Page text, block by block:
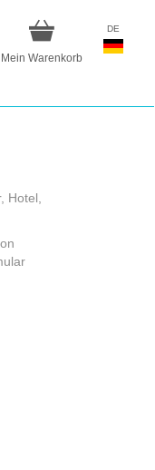
Mein Warenkorb
DE
Hotel,